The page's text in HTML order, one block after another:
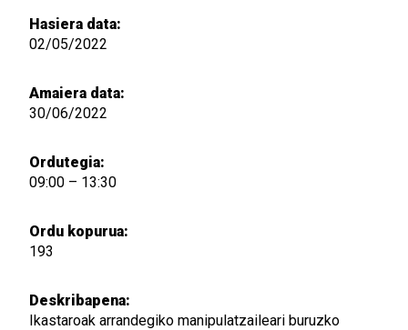
Hasiera data:
02/05/2022
Amaiera data:
30/06/2022
Ordutegia:
09:00 – 13:30
Ordu kopurua:
193
Deskribapena:
Ikastaroak arrandegiko manipulatzaileari buruzko